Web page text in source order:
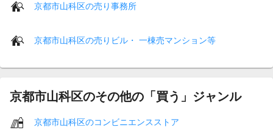
京都市山科区の売り事務所
京都市山科区の売りビル・ 一棟売マンション等
京都市山科区のその他の「買う」ジャンル
京都市山科区のコンビニエンスストア